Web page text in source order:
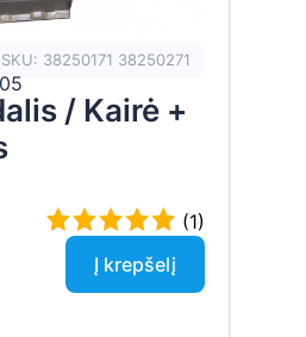
SKU: 38250171 38250271
/ Kairė +
(1)
Į krepšelį